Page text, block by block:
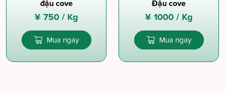
đậu cove
¥ 750 / Kg
Mua ngay
Đậu cove
¥ 1000 / Kg
Mua ngay